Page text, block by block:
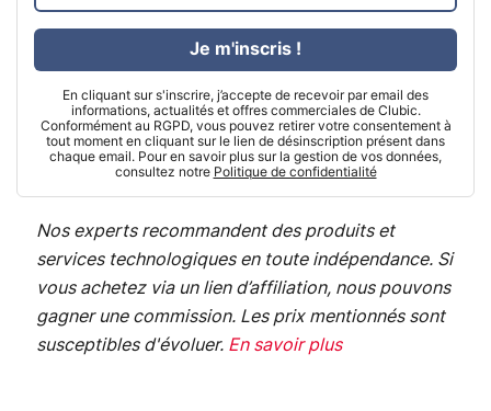
En cliquant sur s'inscrire, j’accepte de recevoir par email des
informations, actualités et offres commerciales de Clubic.
Conformément au RGPD, vous pouvez retirer votre consentement à
tout moment en cliquant sur le lien de désinscription présent dans
chaque email. Pour en savoir plus sur la gestion de vos données,
consultez notre Politique de confidentialité
Je m'inscris !
Nos experts recommandent des produits et
services technologiques en toute indépendance. Si
vous achetez via un lien d’affiliation, nous pouvons
gagner une commission. Les prix mentionnés sont
susceptibles d'évoluer. En savoir plus